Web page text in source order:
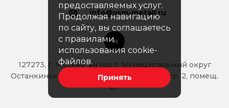
info@vsm-metall.ru
127273, г. Москва, вн.тер.г. Муниципальный округ
Останкинский, Аллея Берёзовая, д. 14б, стр. 2, помещ.
6/1
предоставляемых услуг.
Продолжая навигацию
по сайту, вы соглашаетесь
с правилами
использования cookie-
файлов.
Принять